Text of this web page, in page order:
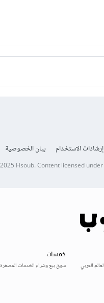
إرشادات الاستخدام بيان الخصوصية
Hsoub.Content licensed under